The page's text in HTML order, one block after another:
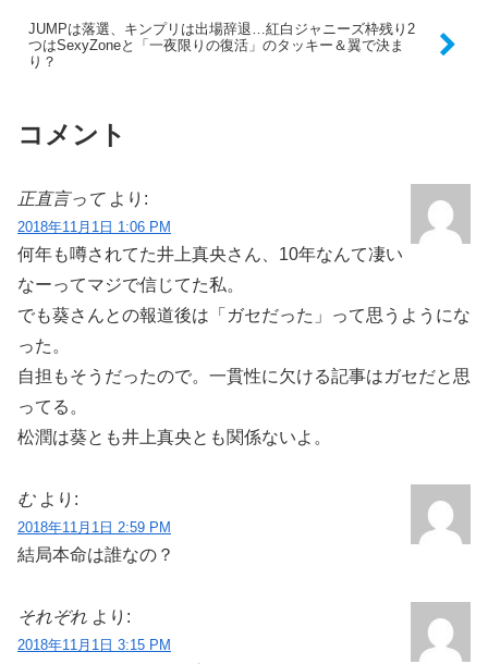
JUMPは落選、キンプリは出場辞退…紅白ジャニーズ枠残り2
つはSexyZoneと「一夜限りの復活」のタッキー＆翼で決ま
り？
コメント
正直言って より:
2018年11月1日 1:06 PM
何年も噂されてた井上真央さん、10年なんて凄い
なーってマジで信じてた私。
でも葵さんとの報道後は「ガセだった」って思うようにな
った。
自担もそうだったので。一貫性に欠ける記事はガセだと思
ってる。
松潤は葵とも井上真央とも関係ないよ。
む より:
2018年11月1日 2:59 PM
結局本命は誰なの？
それぞれ より:
2018年11月1日 3:15 PM